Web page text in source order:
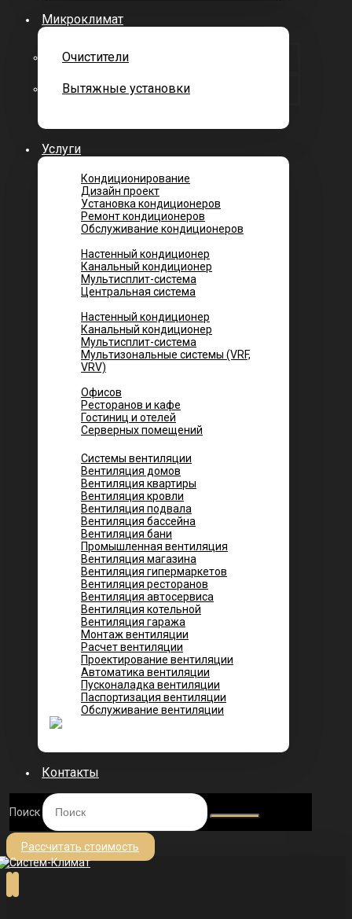
Микроклимат
Очистители
Вытяжные установки
Услуги
Кондиционирование
Дизайн проект
Установка кондиционеров
Ремонт кондиционеров
Обслуживание кондиционеров
Настенный кондиционер
Канальный кондиционер
Мультисплит-система
Центральная система
Настенный кондиционер
Канальный кондиционер
Мультисплит-система
Мультизональные системы (VRF,
VRV)
Офисов
Ресторанов и кафе
Гостиниц и отелей
Серверных помещений
Системы вентиляции
Вентиляция домов
Вентиляция квартиры
Вентиляция кровли
Вентиляция подвала
Вентиляция бассейна
Вентиляция бани
Промышленная вентиляция
Вентиляция магазина
Вентиляция гипермаркетов
Вентиляция ресторанов
Вентиляция автосервиса
Вентиляция котельной
Вентиляция гаража
Монтаж вентиляции
Расчет вентиляции
Проектирование вентиляции
Автоматика вентиляции
Пусконаладка вентиляции
Паспортизация вентиляции
Обслуживание вентиляции
Контакты
Поиск
Рассчитать стоимость